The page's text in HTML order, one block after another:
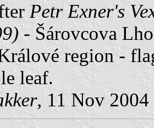
Petr Exner's
- Šárovcova
region -
leaf.
, 11 Nov 2004